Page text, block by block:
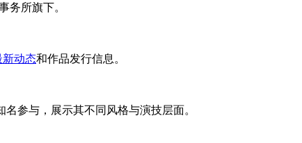
务所旗下。
新动态和作品发行信息。
参与，展示其不同风格与演技层面。